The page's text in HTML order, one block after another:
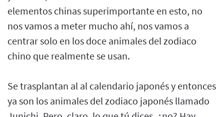
elementos chinas superimportante en esto, no
nos vamos a meter mucho ahí, nos vamos a
centrar solo en los doce animales del zodiaco
chino que realmente se usan.
Se trasplantan al al calendario japonés y entonces
ya son los animales del zodiaco japonés llamado